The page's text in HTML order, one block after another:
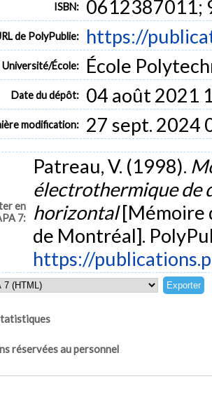
ISBN: 0612387011;
de PolyPublie: https://
Université/École: École
Date du dépôt: 04 août 2021
modification: 27 sept. 2024
en
7:
Patreau, V. (1998).
électrothermique de
horizontal[Mémoire
de Montréal].
https://
réservées au personnel